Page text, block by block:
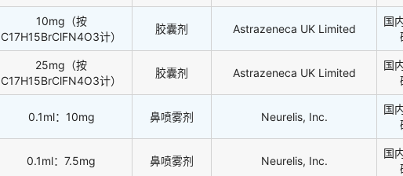
10mg（按
C17H15BrClFN4O3计）
胶囊剂 Astrazeneca UK Limited
国
25mg（按
C17H15BrClFN4O3计）
胶囊剂 Astrazeneca UK Limited
国
0.1ml：10mg 鼻喷雾剂 Neurelis, Inc.
国
0.1ml：7.5mg 鼻喷雾剂 Neurelis, Inc.
国